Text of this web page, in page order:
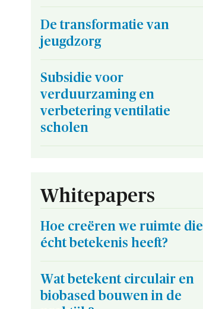
De transformatie van
jeugdzorg
Subsidie voor
verduurzaming en
verbetering ventilatie
scholen
Whitepapers
Hoe creëren we ruimte die
écht betekenis heeft?
Wat betekent circulair en
biobased bouwen in de